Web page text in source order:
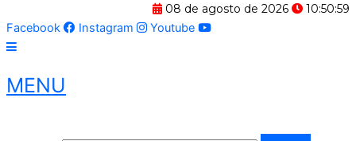
08 de agosto de 2026
10:51:00
Facebook
Instagram Youtube
MENU